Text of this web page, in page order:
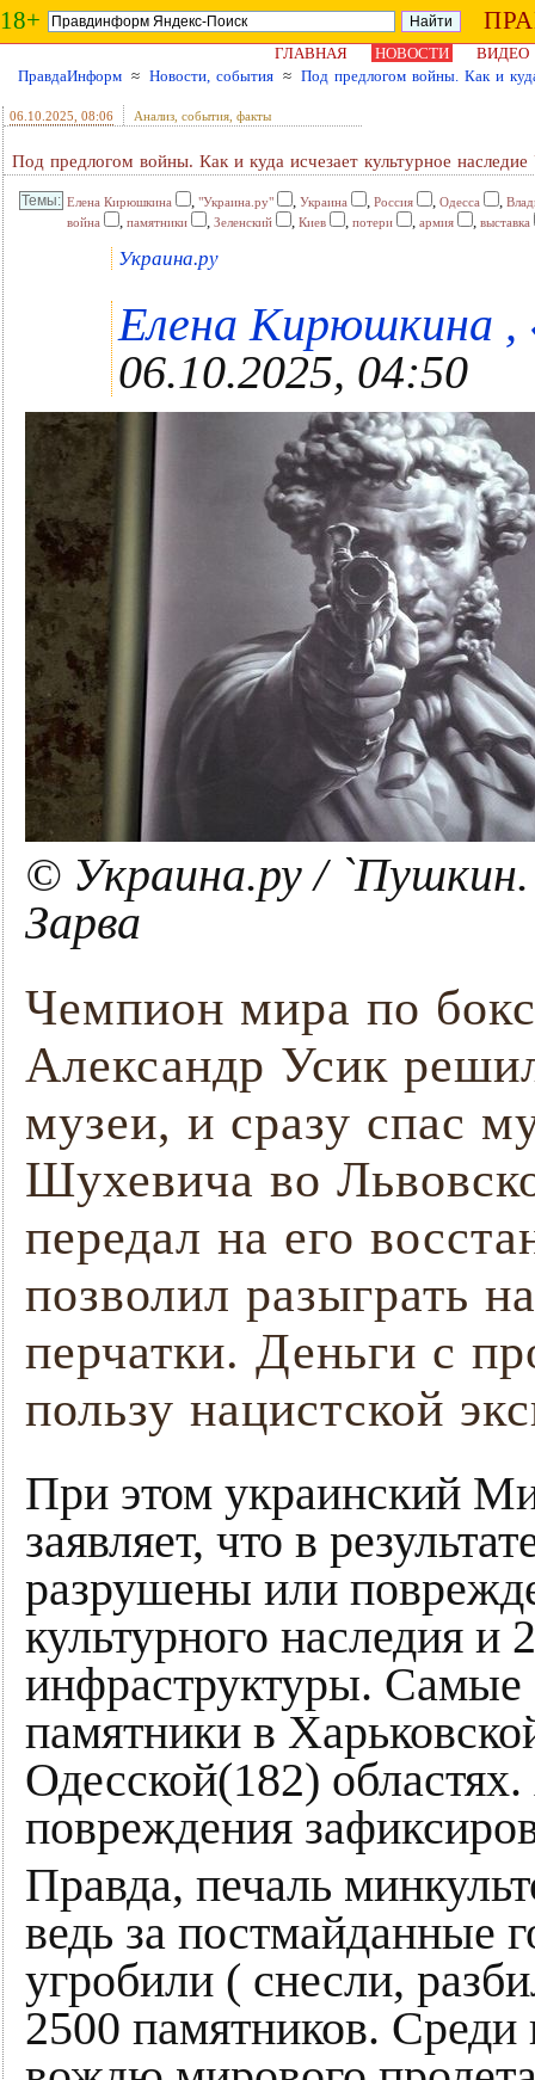
18+
ГЛАВНАЯ НОВОСТИ
ВИДЕО
ПравдаИнформ ≈ Новости, события ≈ Под предлогом войны. Как и
06.10.2025 , 08:06 Анализ, события, факты
Под предлогом войны. Как и куда исчезает культурное
Елена Кирюшкина , "Украина.ру" , Украина , Россия , Одесса ,
война
, памятники , Зеленский , Киев , потери , армия , выставка
Украина.ру
Елена Кирюшкина ,
06.10.2025, 04:50
© Украина.ру /
Зарва
Чемпион мира по
Александр Усик
музеи, и сразу спас
Шухевича во
передал на его
позволил разыграть
перчатки. Деньги с
пользу нацистской
При этом украинский
заявляет, что в
разрушены или
культурного наследия и
инфраструктуры.
памятники в
Одесской(182)
повреждения
Правда, печаль
ведь за постмайданные
угробили ( снесли,
2500 памятников.